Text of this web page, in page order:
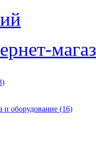
и оборудование (16)